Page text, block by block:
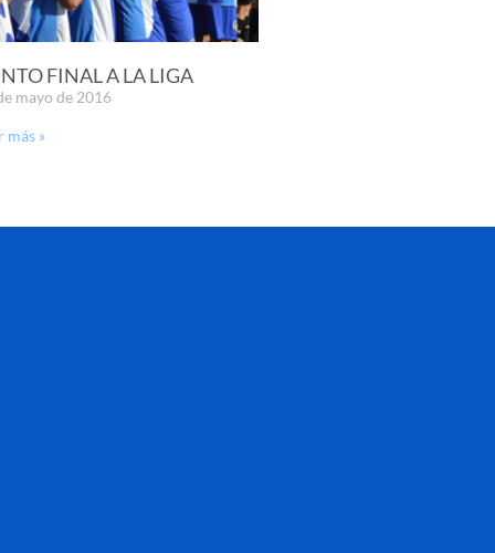
FINAL A LA LIGA
mayo de 2016
más »